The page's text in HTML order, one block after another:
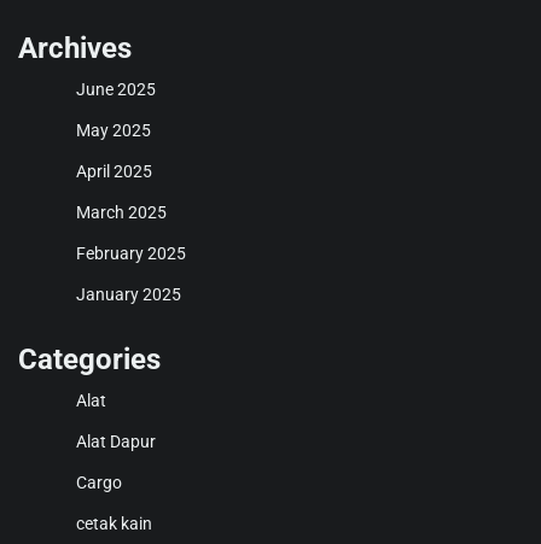
Archives
June 2025
May 2025
April 2025
March 2025
February 2025
January 2025
Categories
Alat
Alat Dapur
Cargo
cetak kain